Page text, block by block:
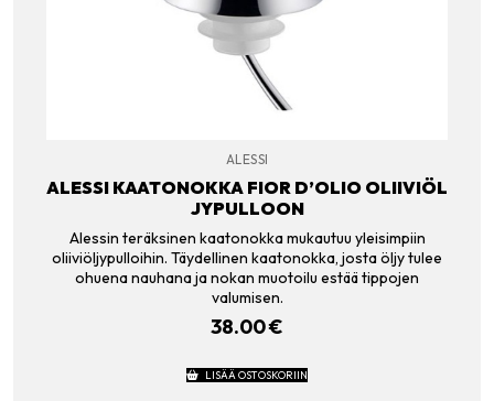
ALESSI
ALESSI KAATONOKKA FIOR D’OLIO OLIIVIÖL
JYPULLOON
Alessin teräksinen kaatonokka mukautuu yleisimpiin
oliiviöljypulloihin. Täydellinen kaatonokka, josta öljy tulee
ohuena nauhana ja nokan muotoilu estää tippojen
valumisen.
38.00€
LISÄÄ OSTOSKORIIN